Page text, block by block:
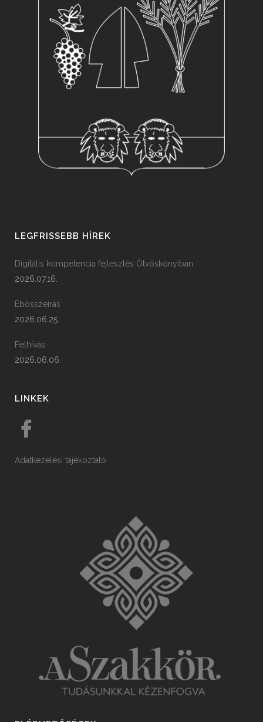
LEGFRISSEBB HÍREK
Digitális kompetencia fejlesztés Ötvöskónyiban
2026.07.16.
Ebösszeírás
2026.06.25.
Felhívás
2026.06.06.
LINKEK
Adatkezelési tájékoztató